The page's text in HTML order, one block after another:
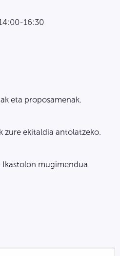
16:30
eta proposamenak.
zure ekitaldia antolatzeko.
Ikastolon mugimendua